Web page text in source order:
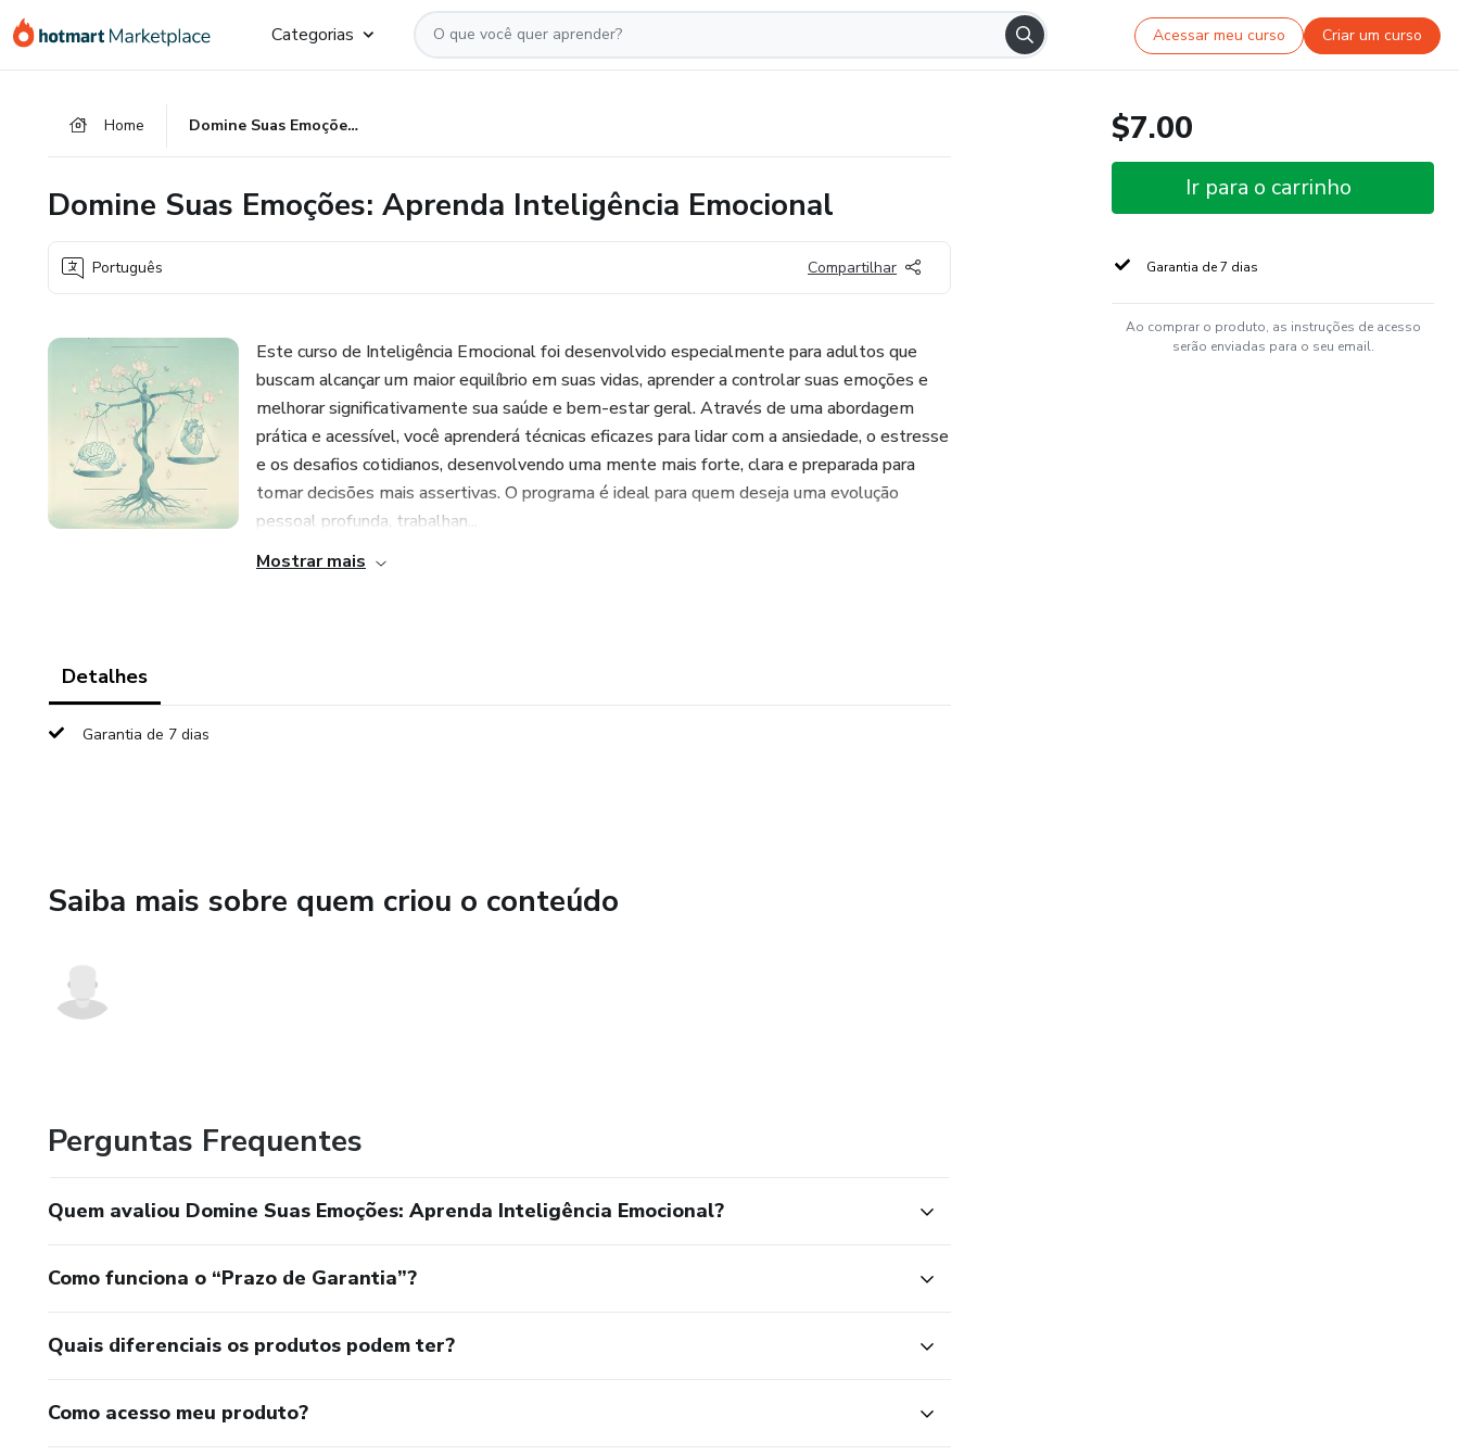
para
para
para
Categorias Acessar meu curso Criar um curso
Home Domine Suas Emoções: Aprenda Inteligência Emocional
Domine Suas Emoções: Aprenda Inteligência Emocional
Português Compartilhar
Este curso de Inteligência Emocional foi desenvolvido especialmente para adultos que
buscam alcançar um maior equilíbrio em suas vidas, aprender a controlar suas emoções e
melhorar significativamente sua saúde e bem-estar geral. Através de uma abordagem
prática e acessível, você aprenderá técnicas eficazes para lidar com a ansiedade, o estresse
e os desafios cotidianos, desenvolvendo uma mente mais forte, clara e preparada para
tomar decisões mais assertivas. O programa é ideal para quem deseja uma evolução
pessoal profunda, trabalhan...
Mostrar mais
Detalhes
Garantia de 7 dias
Saiba mais sobre quem criou o conteúdo
Perguntas Frequentes
Quem avaliou Domine Suas Emoções: Aprenda Inteligência Emocional?
Como funciona o “Prazo de Garantia”?
Quais diferenciais os produtos podem ter?
Como acesso meu produto?
$7.00
Ir para o carrinho
Garantia de 7 dias
Ao comprar o produto, as instruções de acesso
serão enviadas para o seu email.